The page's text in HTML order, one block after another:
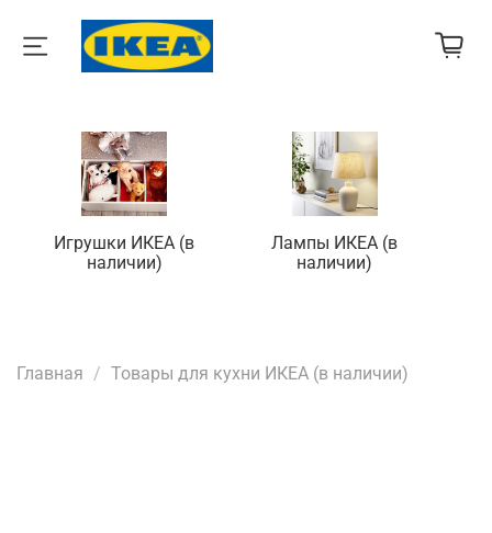
Игрушки ИКЕА (в
наличии)
Лампы ИКЕА (в
наличии)
Главная Товары для кухни ИКЕА (в наличии)